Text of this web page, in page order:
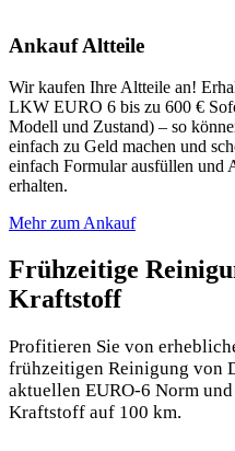
Ankauf Altteile
Wir kaufen Ihre Altteile an!
LKW EURO 6 bis zu 600 €
Modell und Zustand) – so
einfach zu Geld machen und
einfach Formular ausfüllen
erhalten.
Mehr zum Ankauf
Frühzeitige
Kraftstoff
Profitieren Sie von
frühzeitigen Reinigung von
aktuellen EURO-6 Norm
Kraftstoff auf 100 km.